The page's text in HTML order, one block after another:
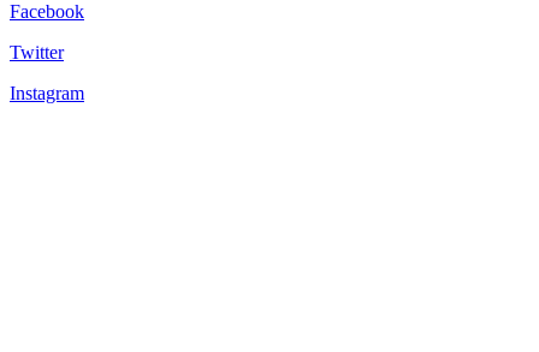
Facebook
Twitter
Instagram